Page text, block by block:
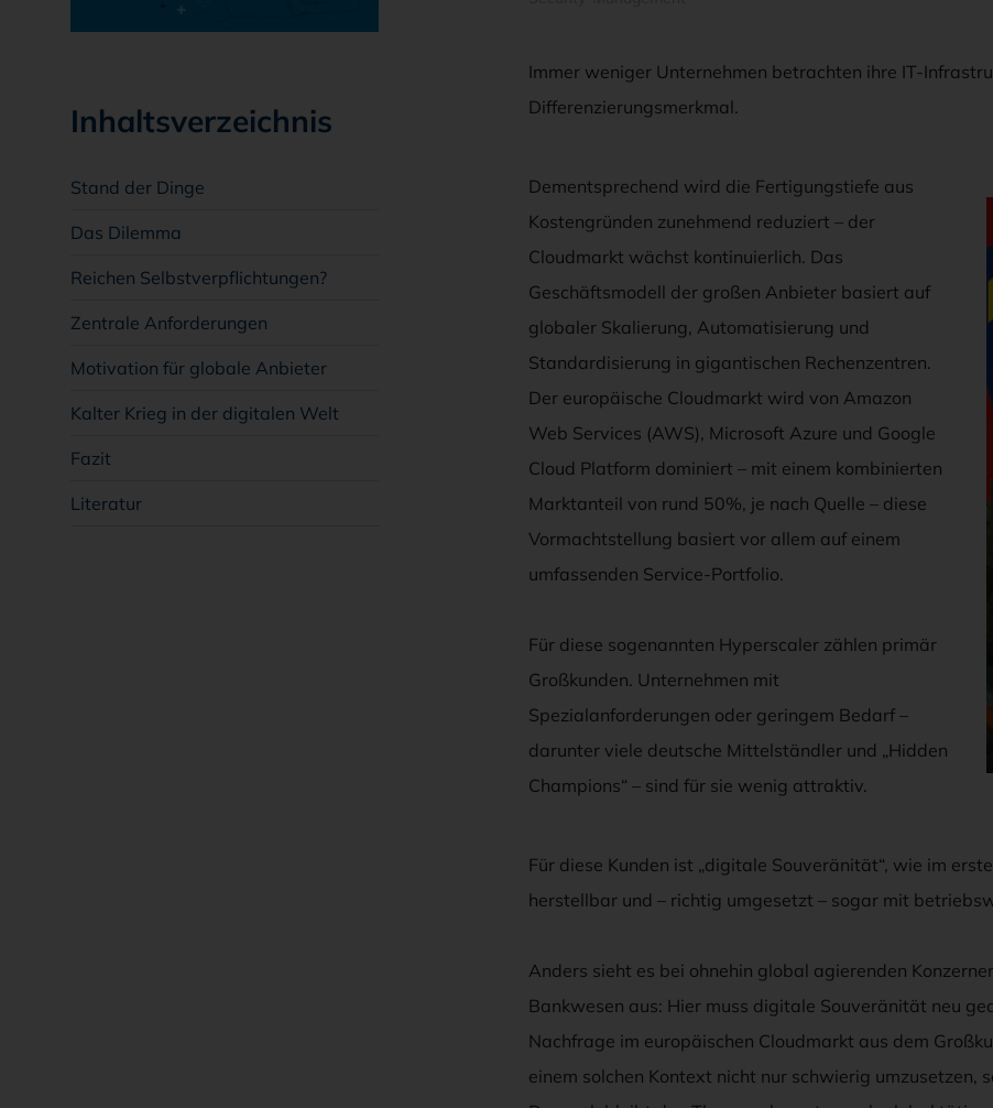
Inhaltsverzeichnis
Stand der Dinge
Das Dilemma
Reichen Selbstverpflichtungen?
Zentrale Anforderungen
Motivation für globale Anbieter
Kalter Krieg in der digitalen Welt
Fazit
Literatur
Immer weniger Unternehmen betrachten ihre IT-
Differenzierungsmerkmal.
Dementsprechend wird die Fertigungstiefe aus
Kostengründen zunehmend reduziert – der
Cloudmarkt wächst kontinuierlich. Das
Geschäftsmodell der großen Anbieter basiert auf
globaler Skalierung, Automatisierung und
Standardisierung in gigantischen Rechenzentren.
Der europäische Cloudmarkt wird von Amazon
Web Services (AWS), Microsoft Azure und Google
Cloud Platform dominiert – mit einem kombinierten
Marktanteil von rund 50%, je nach Quelle – diese
Vormachtstellung basiert vor allem auf einem
umfassenden Service-Portfolio.
Für diese sogenannten Hyperscaler zählen primär
Großkunden. Unternehmen mit
Spezialanforderungen oder geringem Bedarf –
darunter viele deutsche Mittelständler und „Hidden
Champions“ – sind für sie wenig attraktiv.
Für diese Kunden ist „digitale Souveränität“, wie im
herstellbar und – richtig umgesetzt – sogar mit
Anders sieht es bei ohnehin global agierenden
Bankwesen aus: Hier muss digitale Souveränität neu
Nachfrage im europäischen Cloudmarkt aus dem
einem solchen Kontext nicht nur schwierig umzusetzen,